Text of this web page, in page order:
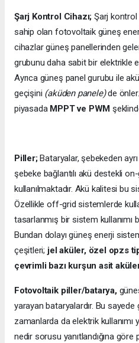
Şarj Kontrol Cihazı; Şarj kontrol
sahip olan fotovoltaik güneş
cihazlar güneş panellerinden
grubunu daha sabit bir elektrikle
Ayrıca güneş panel gurubu ile
geçişini (aküden panele)de
piyasada MPPT ve PWM
Piller;Bataryalar, şebekeden
şebeke bağlantılı akü destekli
kullanılmaktadır. Akü kalitesi bu
Özellikle off-grid sistemlerde
tasarlanmış bir sistem kullanımı
Bundan dolayı güneş enerji
çeşitleri; jel aküler, özel opzs
çevrimli bazı kurşun asit
Fotovoltaik piller/batarya,
yarayan bataryalardır. Bu sayede
zamanlarda da elektrik kullanımı
nedir sorusu yanıtlandığına